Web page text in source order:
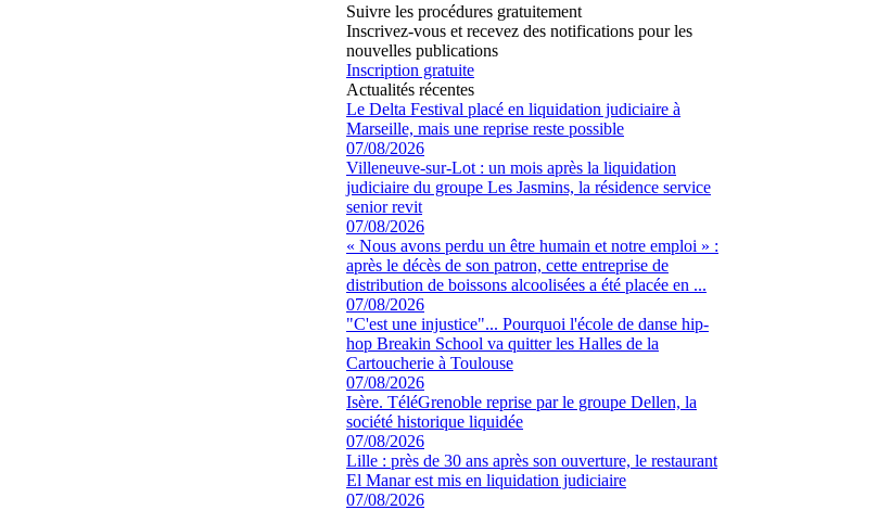
Suivre les procédures gratuitement
Inscrivez-vous et recevez des notifications pour les
nouvelles publications
Inscription gratuite
Actualités récentes
Le Delta Festival placé en liquidation judiciaire à
Marseille, mais une reprise reste possible
07/08/2026
Villeneuve-sur-Lot : un mois après la liquidation
judiciaire du groupe Les Jasmins, la résidence service
senior revit
07/08/2026
« Nous avons perdu un être humain et notre emploi » :
après le décès de son patron, cette entreprise de
distribution de boissons alcoolisées a été placée en ...
07/08/2026
"C'est une injustice"... Pourquoi l'école de danse hip-
hop Breakin School va quitter les Halles de la
Cartoucherie à Toulouse
07/08/2026
Isère. TéléGrenoble reprise par le groupe Dellen, la
société historique liquidée
07/08/2026
Lille : près de 30 ans après son ouverture, le restaurant
El Manar est mis en liquidation judiciaire
07/08/2026